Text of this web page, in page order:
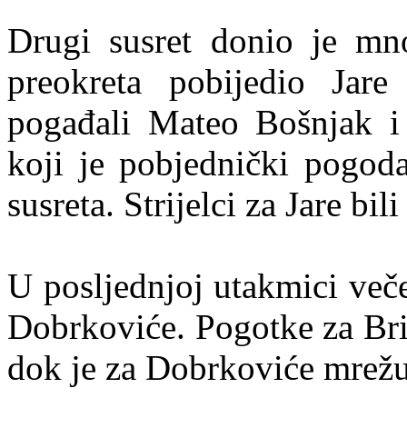
Drugi susret donio je
preokreta pobijedio
pogađali Mateo Bošnjak
koji je pobjednički
susreta. Strijelci za Jare
U posljednjoj utakmici
Dobrkoviće. Pogotke za
dok je za Dobrkoviće